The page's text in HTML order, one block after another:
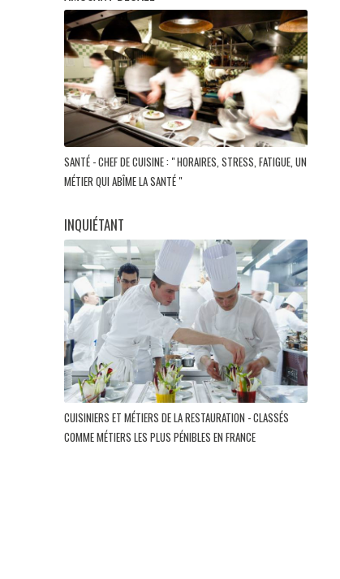
SANTÉ - CHEF DE CUISINE : " HORAIRES, STRESS, FATIGUE, UN
MÉTIER QUI ABÎME LA SANTÉ "
INQUIÉTANT
CUISINIERS ET MÉTIERS DE LA RESTAURATION - CLASSÉS
COMME MÉTIERS LES PLUS PÉNIBLES EN FRANCE